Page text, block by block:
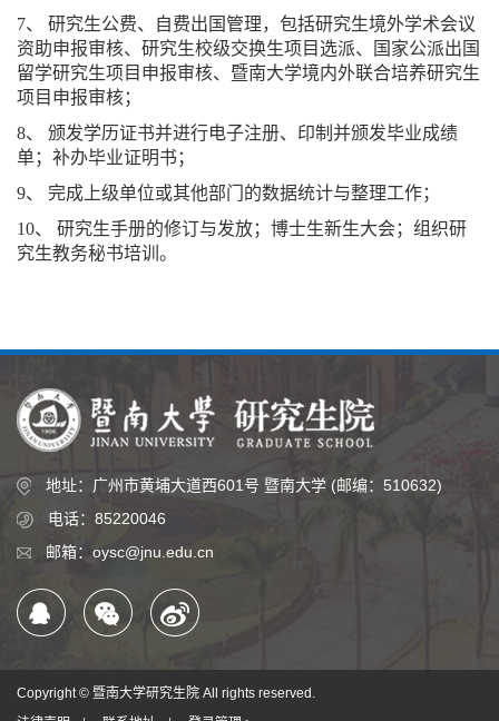
7、 研究生公费、自费出国管理，包括研究生境外学术会议
资助申报审核、研究生校级交换生项目选派、国家公派出国
留学研究生项目申报审核、暨南大学境内外联合培养研究生
项目申报审核；
8、 颁发学历证书并进行电子注册、印制并颁发毕业成绩
单；补办毕业证明书；
9、 完成上级单位或其他部门的数据统计与整理工作；
10、 研究生手册的修订与发放；博士生新生大会；组织研
究生教务秘书培训。
地址：广州市黄埔大道西601号 暨南大学 (邮编：510632)
电话：85220046
邮箱：oysc@jnu.edu.cn
Copyright © 暨南大学研究生院 All rights reserved.